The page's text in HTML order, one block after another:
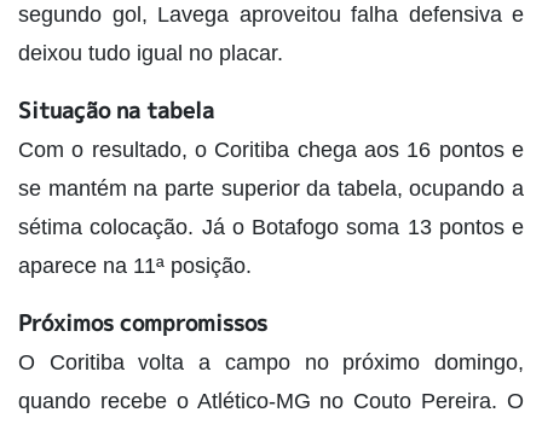
segundo gol, Lavega aproveitou falha defensiva e
deixou tudo igual no placar.
Situação na tabela
Com o resultado, o Coritiba chega aos 16 pontos e
se mantém na parte superior da tabela, ocupando a
sétima colocação. Já o Botafogo soma 13 pontos e
aparece na 11ª posição.
Próximos compromissos
O Coritiba volta a campo no próximo domingo,
quando recebe o Atlético-MG no Couto Pereira. O